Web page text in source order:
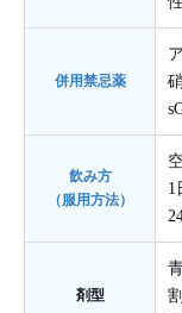
併用禁忌薬
飲み方
（服用方法）
1
剤型